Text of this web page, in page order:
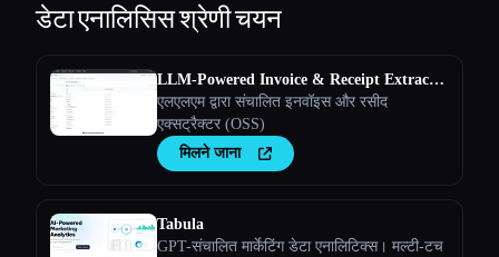
डेटा एनालिसिसश्रेणी चयन
LLM-Powered Invoice & Receipt Extractor
(OSS)
एलएलएम द्वारा संचालित इनवॉइस और रसीद
एक्सट्रैक्टर (OSS)
मिलने जाना
Tabula
GPT-संचालित मार्केटिंग डेटा एनालिटिक्स। मल्टी-टच